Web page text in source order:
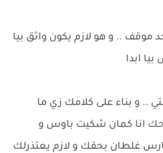
موقف .. و هو لازم يكون واثق بيا
ابدا
.. و بناء على كلامك زي ما
انا كمان شكيت باوس و
غلطان بحقك و لازم يعتذرلك